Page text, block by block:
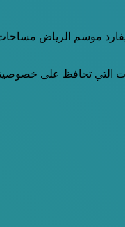
ويضم بوليفارد موسم
التي تحافظ على